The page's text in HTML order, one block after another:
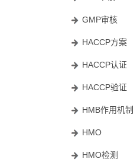
GMP审核
HACCP方案
HACCP认证
HACCP验证
HMB作用机制
HMO
HMO检测